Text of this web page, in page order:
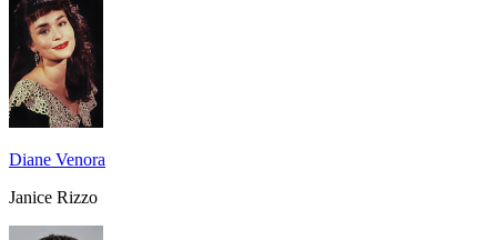
Diane Venora
Janice Rizzo